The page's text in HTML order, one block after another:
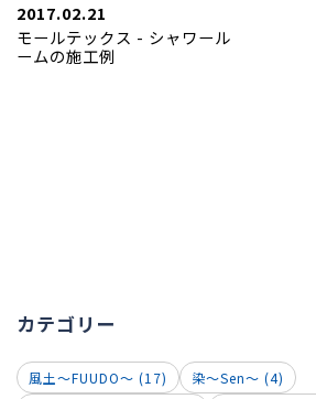
2017.02.21
モールテックス - シャワール
ームの施工例
カテゴリー
風土～FUUDO～ (17)
染～Sen～ (4)